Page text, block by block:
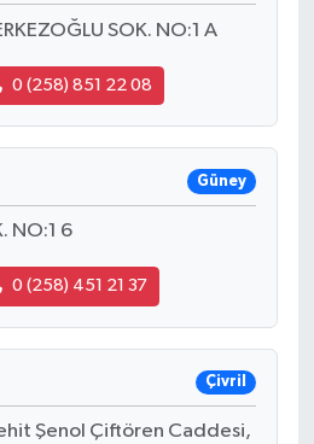
SOK. NO:1 A
0 (258) 851 22 08
Güney
NO:1 6
0 (258) 451 21 37
Çivril
Şenol Çiftören Caddesi,